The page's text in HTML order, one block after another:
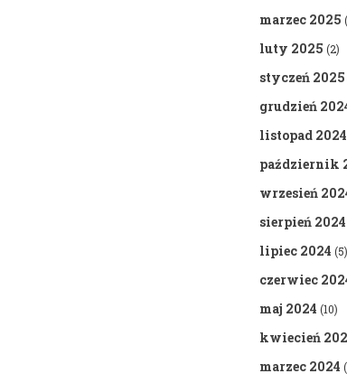
marzec 2025
luty 2025 (2)
styczeń 2025
grudzień
listopad 2024
październik
wrzesień
sierpień 2024
lipiec 2024 (5)
czerwiec
maj 2024 (10)
kwiecień
marzec 2024